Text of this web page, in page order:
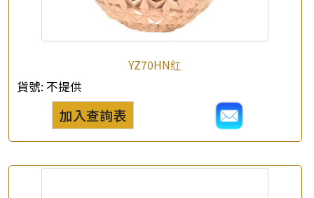
e-mail
*聯絡電話
查詢以下產品
YZ70HN红
貨號: 不提供
加入查詢表